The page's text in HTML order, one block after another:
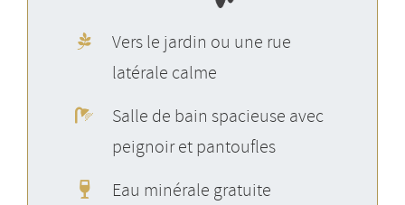
Vers le jardin ou une rue
latérale calme
Salle de bain spacieuse avec
peignoir et pantoufles
Eau minérale gratuite